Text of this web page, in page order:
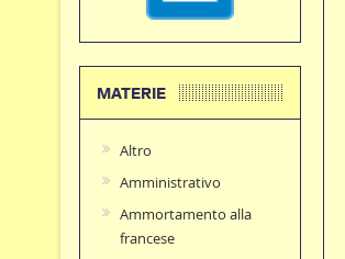
MATERIE
Altro
Amministrativo
Ammortamento alla
francese